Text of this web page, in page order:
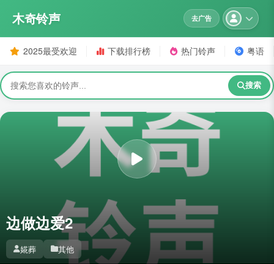
木奇铃声 去广告
2025最受欢迎 下载排行榜 热门铃声 粤语
搜索
边做边爱2
婲葬 其他